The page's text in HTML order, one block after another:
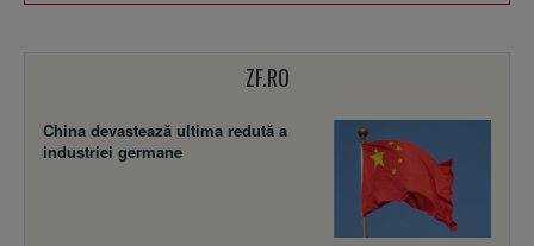
ZF.RO
China devastează ultima redută a
industriei germane